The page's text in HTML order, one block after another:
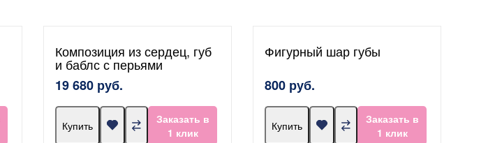
Композиция из сердец, губ
и баблс с перьями
19 680 руб.
Купить
Заказать в
1 клик
Фигурный шар губы
800 руб.
Купить
Заказать в
1 клик